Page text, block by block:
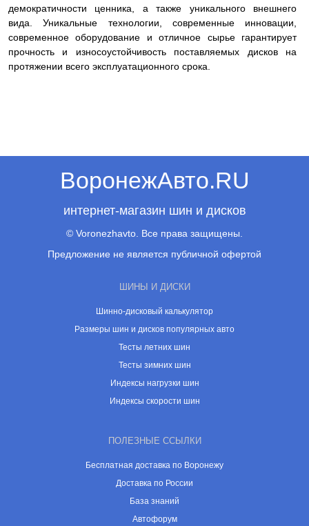
демократичности ценника, а также уникального внешнего
вида. Уникальные технологии, современные инновации,
современное оборудование и отличное сырье гарантирует
прочность и износоустойчивость поставляемых дисков на
протяжении всего эксплуатационного срока.
ВоронежАвто.RU
интернет-магазин шин и дисков
© Voronezhavto. Все права защищены.
Предложение не является публичной офертой
ШИНЫ И ДИСКИ
Шинно-дисковый калькулятор
Размеры шин и дисков популярных авто
Тесты летних шин
Тесты зимних шин
Индексы нагрузки шин
Индексы скорости шин
ПОЛЕЗНЫЕ ССЫЛКИ
Бесплатная доставка по Воронежу
Доставка по России
База знаний
Автофорум